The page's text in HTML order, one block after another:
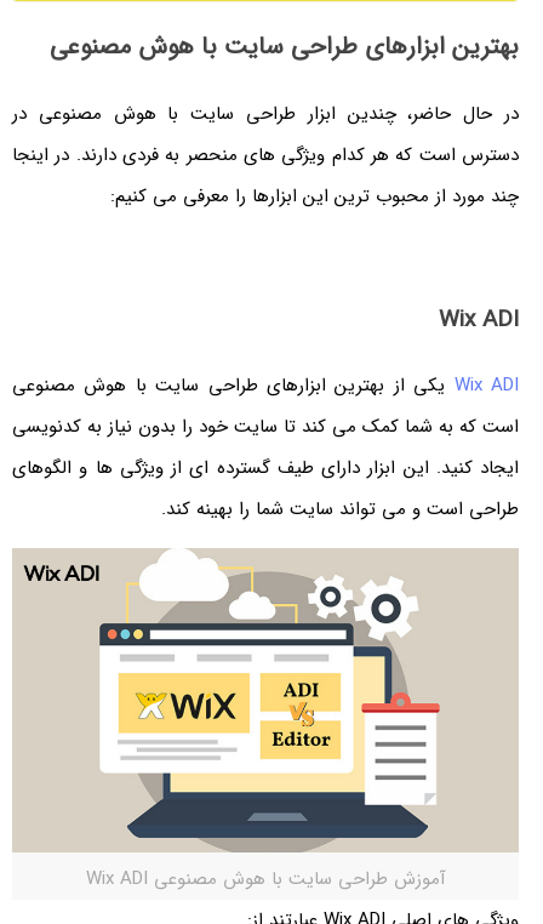
بهترین ابزارهای طراحی سایت با هوش مصنوعی
در حال حاضر، چندین ابزار طراحی سایت با هوش مصنوعی در
دسترس است که هر کدام ویژگی های منحصر به فردی دارند. در اینجا
چند مورد از محبوب ترین این ابزارها را معرفی می کنیم:
Wix ADI
Wix ADIیکی از بهترین ابزارهای طراحی سایت با هوش مصنوعی
است که به شما کمک می کند تا سایت خود را بدون نیاز به کدنویسی
ایجاد کنید. این ابزار دارای طیف گسترده ای از ویژگی ها و الگوهای
طراحی است و می تواند سایت شما را بهینه کند.
آموزش طراحی سایت با هوش مصنوعی Wix ADI